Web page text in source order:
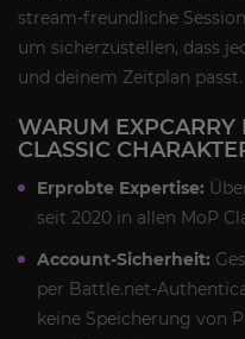
stream-freundliche
um sicherzustellen, dass
und deinem Zeitplan passt.
WARUM
CLASSIC
Erprobte Expertise:
seit 2020 in allen MoP
Account-Sicherheit:
per Battle.net-
keine Speicherung von